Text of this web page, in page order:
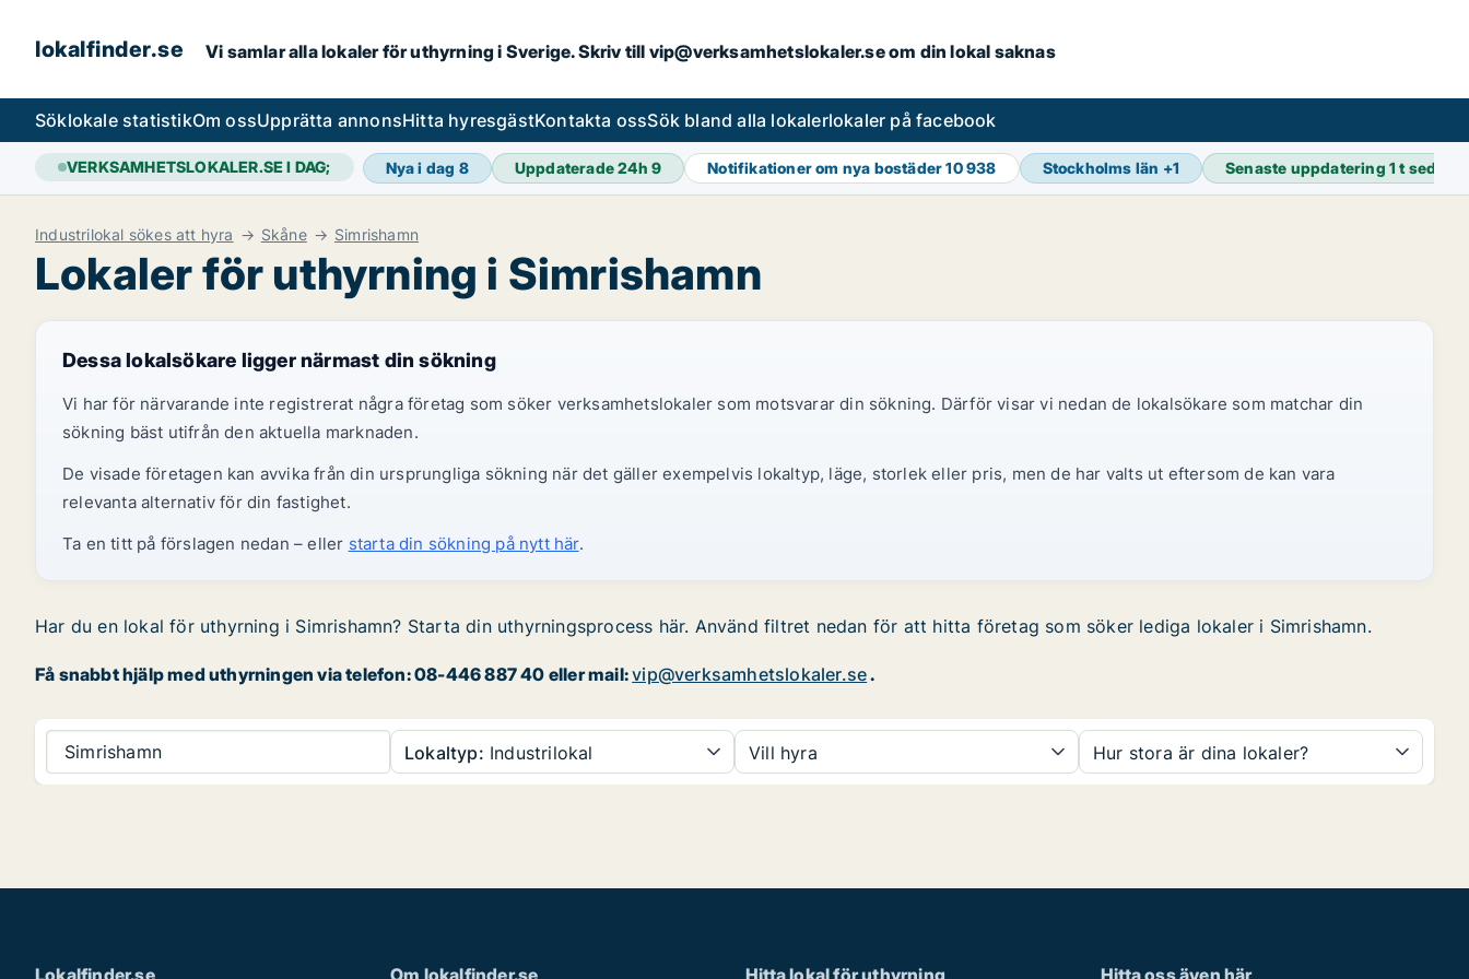
lokalfinder.se Vi samlar alla lokaler för uthyrning i Sverige. Skriv till vip@verksamhetslokaler.se om din lokal saknas
Söklokale statistikOm ossUpprätta annonsHitta hyresgästKontakta ossSök bland alla lokalerlokaler på facebook
VERKSAMHETSLOKALER.SE I DAG; Nya i dag 8 Uppdaterade 24h9 Notifikationer om nya bostäder10 938 Stockholms län +1 Senaste uppdatering1 t sedan
Industrilokal sökes att hyra Skåne Simrishamn
Lokaler för uthyrning i Simrishamn
Dessa lokalsökare ligger närmast din sökning
Vi har för närvarande inte registrerat några företag som söker verksamhetslokaler som motsvarar din sökning. Därför visar vi nedan de lokalsökare som matchar din
sökning bäst utifrån den aktuella marknaden.
De visade företagen kan avvika från din ursprungliga sökning när det gäller exempelvis lokaltyp, läge, storlek eller pris, men de har valts ut eftersom de kan vara
relevanta alternativ för din fastighet.
Ta en titt på förslagen nedan – eller starta din sökning på nytt här.
Har du en lokal för uthyrning i Simrishamn? Starta din uthyrningsprocess här. Använd filtret nedan för att hitta företag som söker lediga lokaler i Simrishamn.
Få snabbt hjälp med uthyrningen via telefon: 08-446 887 40 eller mail:vip@verksamhetslokaler.se.
Simrishamn Lokaltyp: Industrilokal Vill hyra Hur stora är dina lokaler?
Lokalfinder.se Om lokalfinder.se Hitta lokal för uthyrning Hitta oss även här